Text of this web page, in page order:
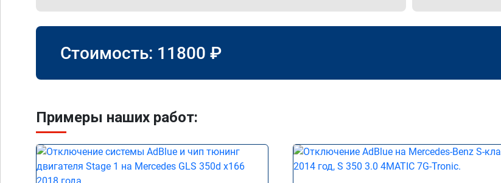
Стоимость: 11800 ₽
Примеры наших работ: